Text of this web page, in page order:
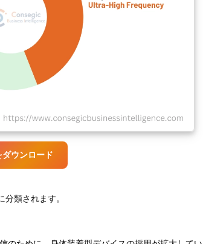
ウンロード
類されます。